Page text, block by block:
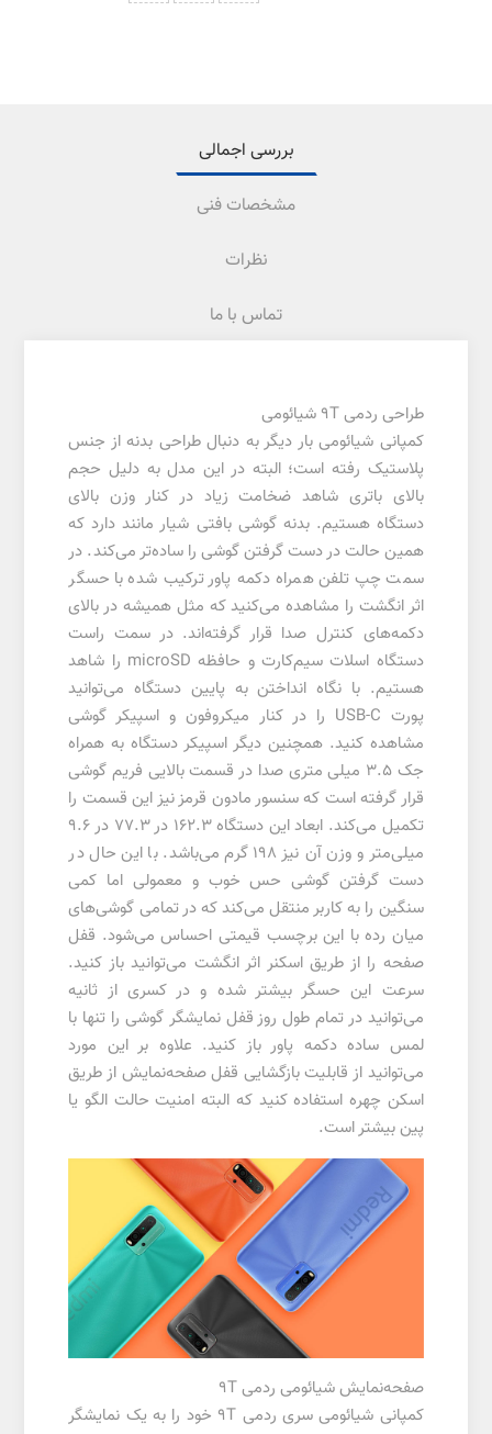
بررسی اجمالی
مشخصات فنی
نظرات
تماس با ما
طراحی ردمی 9T شیائومی
کمپانی شیائومی بار دیگر به دنبال طراحی بدنه از جنس
پلاستیک رفته است؛ البته در این مدل به دلیل حجم
بالای باتری شاهد ضخامت زیاد در کنار وزن بالای
دستگاه هستیم. بدنه گوشی بافتی شیار مانند دارد که
همین حالت در دست گرفتن گوشی را ساده‌تر می‌کند. در
سمت چپ تلفن همراه دکمه پاور ترکیب شده با حسگر
اثر انگشت را مشاهده می‌کنید که مثل همیشه در بالای
دکمه‌های کنترل صدا قرار گرفته‌اند. در سمت راست
دستگاه اسلات سیم‌کارت و حافظه microSD را شاهد
هستیم. با نگاه انداختن به پایین دستگاه می‌توانید
پورت USB-C را در کنار میکروفون و اسپیکر گوشی
مشاهده کنید. همچنین دیگر اسپیکر دستگاه به همراه
جک 3.5 میلی متری صدا در قسمت بالایی فریم گوشی
قرار گرفته است که سنسور مادون قرمز نیز این قسمت را
تکمیل می‌کند. ابعاد این دستگاه 162.3 در 77.3 در 9.6
میلی‌متر و وزن آن نیز 198 گرم می‌باشد. با این حال در
دست گرفتن گوشی حس خوب و معمولی اما کمی
سنگین را به کاربر منتقل می‌کند که در تمامی گوشی‌های
میان رده با این برچسب قیمتی احساس می‌شود. قفل
صفحه را از طریق اسکنر اثر انگشت می‌توانید باز کنید.
سرعت این حسگر بیشتر شده و در کسری از ثانیه
می‌توانید در تمام طول روز قفل نمایشگر گوشی را تنها با
لمس ساده دکمه پاور باز کنید. علاوه بر این مورد
می‌توانید از قابلیت بازگشایی قفل صفحه‌نمایش از طریق
اسکن چهره استفاده کنید که البته امنیت حالت الگو یا
پین بیشتر است.
صفحه‌نمایش شیائومی ردمی 9T
کمپانی شیائومی سری ردمی 9T خود را به یک نمایشگر